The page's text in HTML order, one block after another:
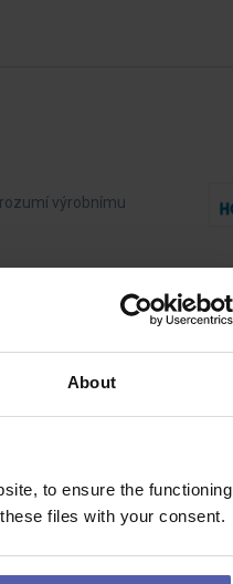
About
to ensure the functioning
files with your consent.
výrobnímu
čeká? Zajištění